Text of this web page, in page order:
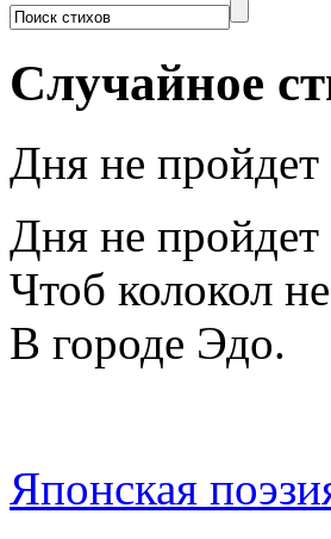
Случайное
Дня не пройдет
Дня не пройдет
Чтоб колокол
В городе Эдо.
Японская